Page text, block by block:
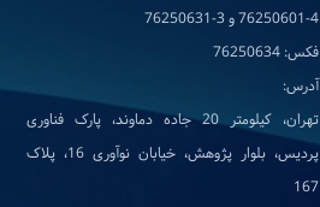
76250601-4 و 3-76250631
فکس: 76250634
آدرس:
تهران، کیلومتر 20 جاده دماوند، پارک فناوری
پردیس، بلوار پژوهش، خیابان نوآوری 16، پلاک
167